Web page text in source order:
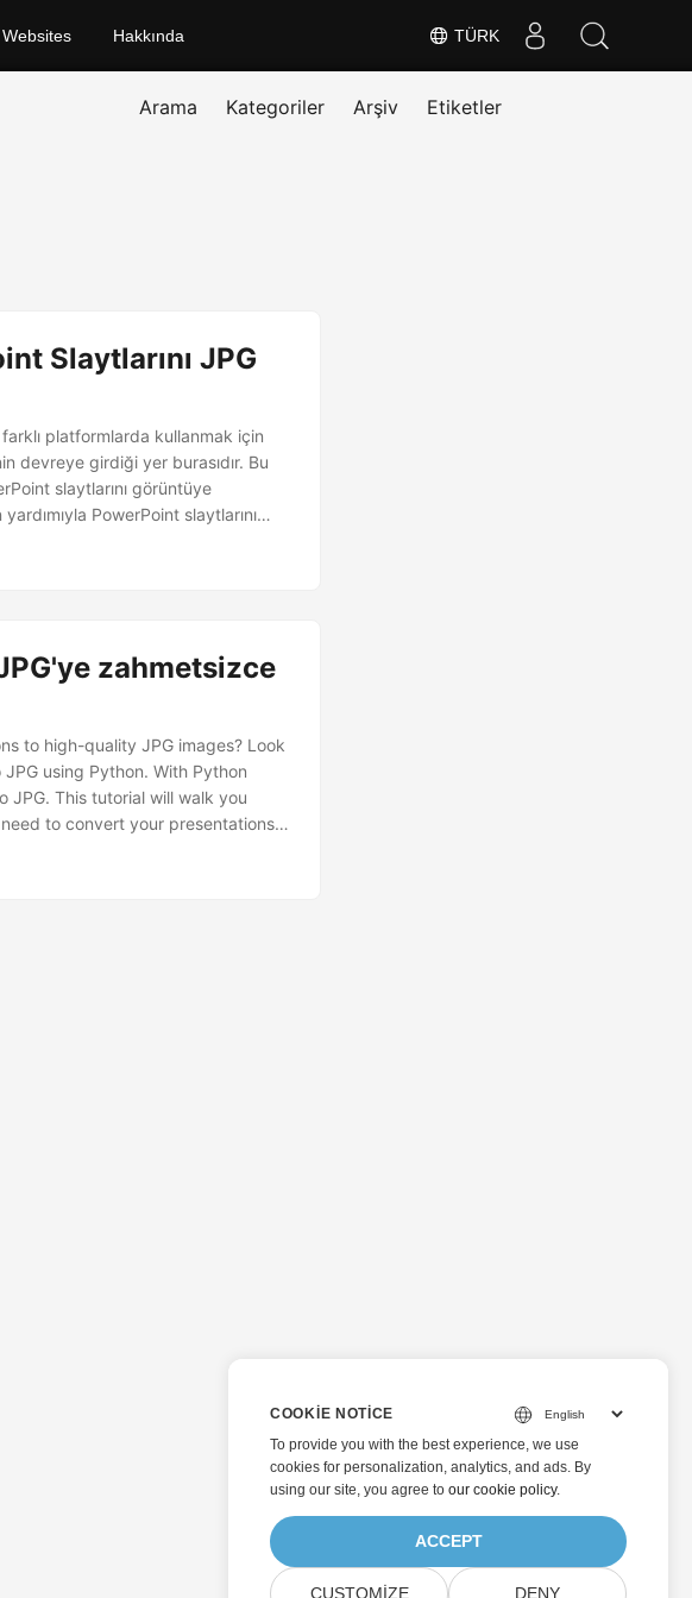
TÜRK
Websites Hakkında
Arama Kategoriler Arşiv Etiketler
Slaytlarını JPG
platformlarda kullanmak için
devreye girdiği yer burasıdır. Bu
slaytlarını görüntüye
PowerPoint slaytlarını
ve çıktı görüntü biçimini
zahmetsizce
to high-quality JPG images? Look
using Python. With Python
JPG. This tutorial will walk you
to convert your presentations
COOKIE NOTICE
To provide you with the best experience, we use
cookies for personalization, analytics, and ads. By
using our site, you agree to our cookie policy.
ACCEPT
CUSTOMIZE DENY